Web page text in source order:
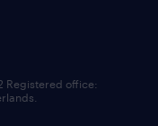
Registered office: